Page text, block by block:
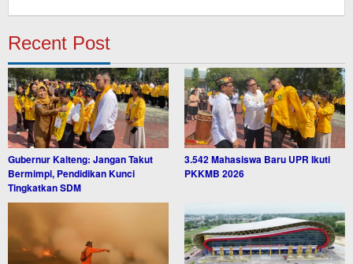
Recent Post
Gubernur Kalteng: Jangan Takut
Bermimpi, Pendidikan Kunci
Tingkatkan SDM
3.542 Mahasiswa Baru UPR Ikuti
PKKMB 2026